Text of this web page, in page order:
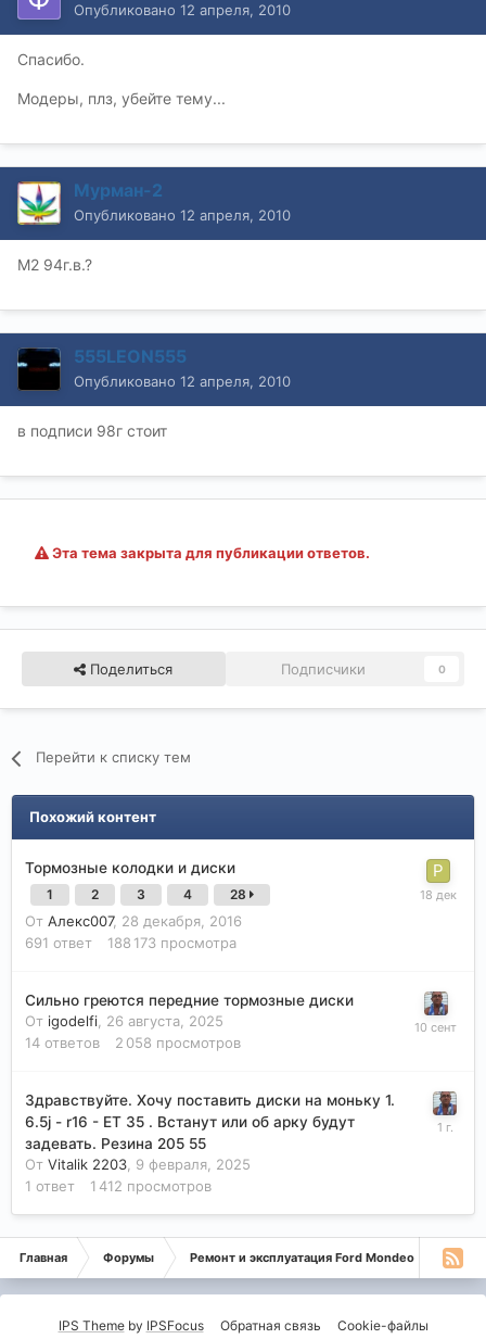
Опубликовано 12 апреля, 2010
Спасибо.
Модеры, плз, убейте тему...
Мурман-2
Опубликовано 12 апреля, 2010
М2 94г.в.?
555LEON555
Опубликовано 12 апреля, 2010
в подписи 98г стоит
Эта тема закрыта для публикации ответов.
Поделиться Подписчики 0
Перейти к списку тем
Похожий контент
Тормозные колодки и диски
1 2 3 4 28
От Алекс007, 28 декабря, 2016
691 ответ 188 173 просмотра
Сильно греются передние тормозные диски
От igodelfi, 26 августа, 2025
14 ответов 2 058 просмотров
Здравствуйте. Хочу поставить диски на моньку 1.
6.5j - r16 - ET 35 . Встанут или об арку будут
задевать. Резина 205 55
От Vitalik 2203, 9 февраля, 2025
1 ответ 1 412 просмотров
Главная Форумы Ремонт и эксплуатация Ford Mondeo
IPS Themeby IPSFocus Обратная связь
Cookie-файлы